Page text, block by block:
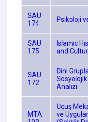
SAU
174
Psikoloji
SAU
175
Islamıc
and
SAU
172
Dini
Sosyolojik
Analizi
MTA
Uçuş
ve